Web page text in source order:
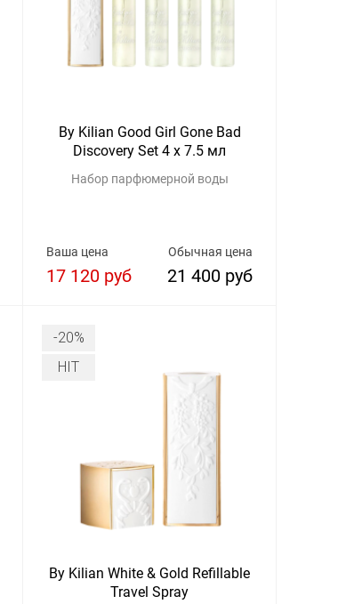
By Kilian Good Girl Gone Bad
Discovery Set 4 x 7.5 мл
Набор парфюмерной воды
Обычная цена
21 400 руб
Ваша цена
17 120 руб
-20%
HIT
By Kilian White & Gold Refillable
Travel Spray